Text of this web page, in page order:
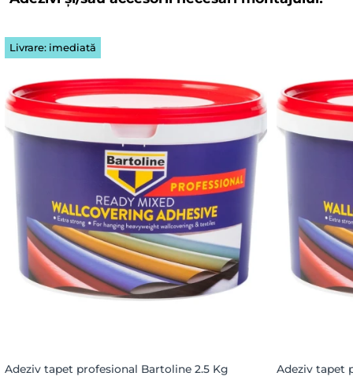
Livrare: imediată
Adeziv tapet profesional Bartoline 2.5 Kg Adeziv tapet